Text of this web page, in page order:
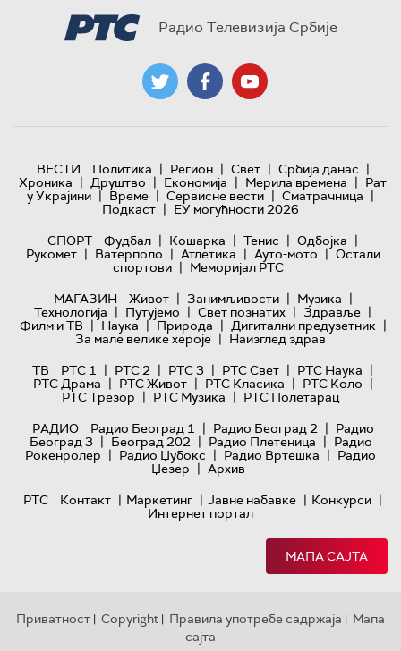
Радио Телевизија Србије
ВЕСТИ Политика | Регион | Свет | Србија данас |
Хроника | Друштво | Економија | Мерила времена | Рат
у Украјини | Време | Сервисне вести | Сматрачница |
Подкаст | ЕУ могућности 2026
СПОРТ
Фудбал | Кошарка | Тенис | Одбојка |
Рукомет | Ватерполо | Атлетика | Ауто-мото | Остали
спортови | Меморијал РТС
МАГАЗИН
Живот | Занимљивости | Музика |
Технологијa | Путујемо | Свет познатих | Здравље |
Филм и ТВ | Наука | Природа | Дигитални предузетник |
За мале велике хероје | Наизглед здрав
ТВ
РТС 1 | РТС 2 | РТС 3 | РТС Свет | РТС Наука |
РТС Драма | РТС Живот | РТС Класика | РТС Коло |
РТС Трезор | РТС Музика | РТС Полетарац
РАДИО
Радио Београд 1 | Радио Београд 2 | Радио
Београд 3 | Београд 202 | Радио Плетеница | Радио
Рокенролер | Радио Џубокс | Радио Вртешка | Радио
Џезер | Архив
РТС
Контакт | Маркетинг | Јавне набавке | Конкурси |
Интернет портал
МАПА САЈТА
Приватност | Copyright | Правила употребе садржаја | Мапа
сајта